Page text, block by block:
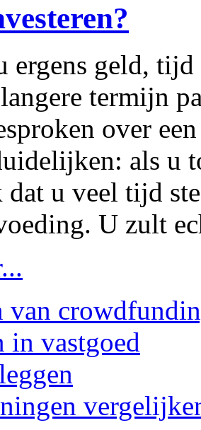
ergens geld,
termijn
over
als u
u veel tijd
U zult
van
in vastgoed